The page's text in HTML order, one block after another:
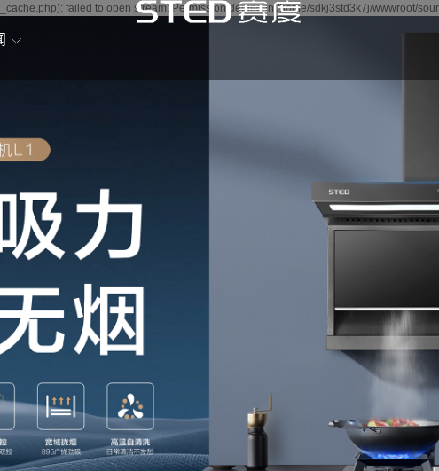
failed to open stream: Permission denied in /home/sdkj3std3k7j/wwwroot/
讯